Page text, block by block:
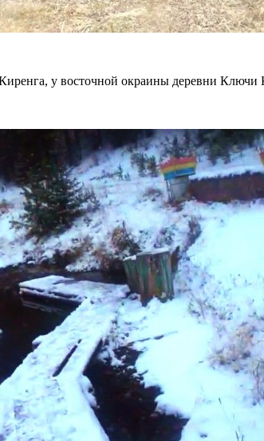
у восточной окраины деревни Ключи